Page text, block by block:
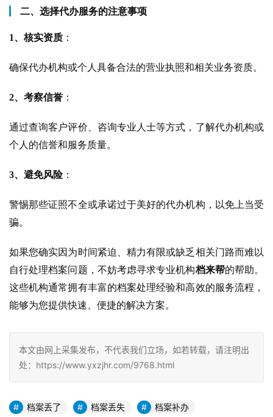
二、选择代办服务的注意事项
1、核实资质 ：
确保代办机构或个人具备合法的营业执照和相关业务资质。
2、考察信誉 ：
通过查询客户评价、咨询专业人士等方式，了解代办机构或
个人的信誉和服务质量。
3、 避免风险：
警惕那些证照不全或承诺过于美好的代办机构，以免上当受
骗。
如果您确实因为时间紧迫、精力有限或缺乏相关门路而难以
自行处理档案问题，不妨考虑寻求专业机构档来帮的帮助。
这些机构通常拥有丰富的档案处理经验和高效的服务流程，
能够为您提供快速、便捷的解决方案。
本文由网上采集发布，不代表我们立场，如若转载，请注明出
处：https://www.yxzjhr.com/9768.html
档案丢了 档案丢失
档案补办